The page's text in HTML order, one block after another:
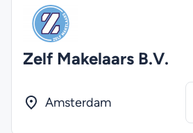
Zelf Makelaars B.V.
Amsterdam